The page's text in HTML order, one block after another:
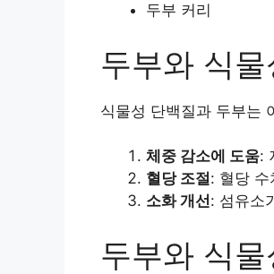
두부 커리
두부와 식
식물성 단백질과 두부는
체중 감소에 도움:
혈당 조절: 혈당 수
소화 개선: 섬유소
두부와 식